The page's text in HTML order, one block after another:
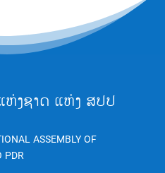
ຫ່ງຊາດ ແຫ່ງ ສປປ
ASSEMBLY OF
PDR